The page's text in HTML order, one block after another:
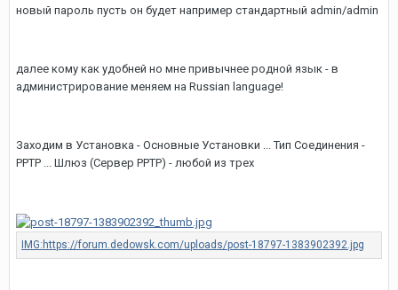
новый пароль пусть он будет например стандартный admin/admin
далее кому как удобней но мне привычнее родной язык - в
администрирование меняем на Russian language!
Заходим в Установка - Основные Установки ... Тип Соединения -
PPTP ... Шлюз (Сервер PPTP) - любой из трех